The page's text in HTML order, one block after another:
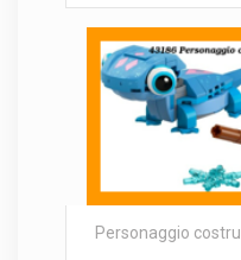
Personaggio